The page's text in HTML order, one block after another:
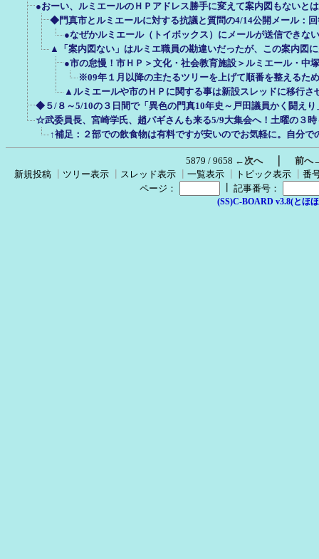
●おーい、ルミエールのＨＰアドレス勝手に変えて案内図もないと
◆門真市とルミエールに対する抗議と質問の4/14公開メール：
●なぜかルミエール（トイボックス）にメールが送信できな
▲「案内図ない」はルミエ職員の勘違いだったが、この案内図
●市の怠慢！市ＨＰ＞文化・社会教育施設＞ルミエール・中
※09年１月以降の主たるツリーを上げて順番を整えるた
▲ルミエールや市のＨＰに関する事は新設スレッドに移行さ
◆５/８～5/10の３日間で「異色の門真10年史～戸田議員かく闘えり
☆武委員長、宮崎学氏、趙パギさんも来る5/9大集会へ！土曜の３
↑補足：２部での飲食物は有料ですが安いのでお気軽に。自分で
5879 / 9658 ←次へ｜ 前へ
新規投稿
ツリー表示 スレッド表示 一覧表示 トピック表示
番
ページ：
記事番号：
(SS)C-BOARD v3.8(とほ